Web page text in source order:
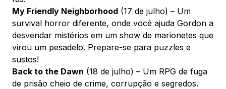
My Friendly Neighborhood (17 de julho) – Um
survival horror diferente, onde você ajuda Gordon a
desvendar mistérios em um show de marionetes que
virou um pesadelo. Prepare-se para puzzles e
sustos!
Back to the Dawn (18 de julho) – Um RPG de fuga
de prisão cheio de crime, corrupção e segredos.